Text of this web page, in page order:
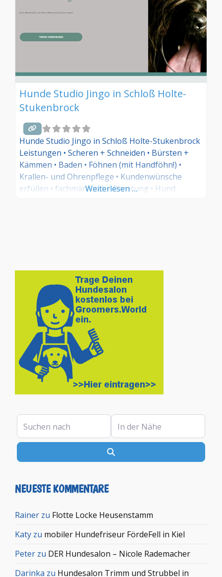
Hunde Studio Jingo in Schloß Holte-
Stukenbrock
Hunde Studio Jingo in Schloß Holte-Stukenbrock
Leistungen • Scheren + Schneiden • Bürsten +
Kämmen • Baden • Föhnen (mit Handföhn!) •
Krallen- und Ohrenpflege • Kundenwünsche
erfüllen • fachmännische Beratung • Hund
Weiterlesen …
Suchen nach In der Nähe
NEUESTE KOMMENTARE
Rainer zu Flotte Locke Heusenstamm
Katy zu mobiler Hundefriseur FördeFell in Kiel
Peter zu DER Hundesalon – Nicole Rademacher
Darinka zu Hundesalon Trimm und Strubbel in